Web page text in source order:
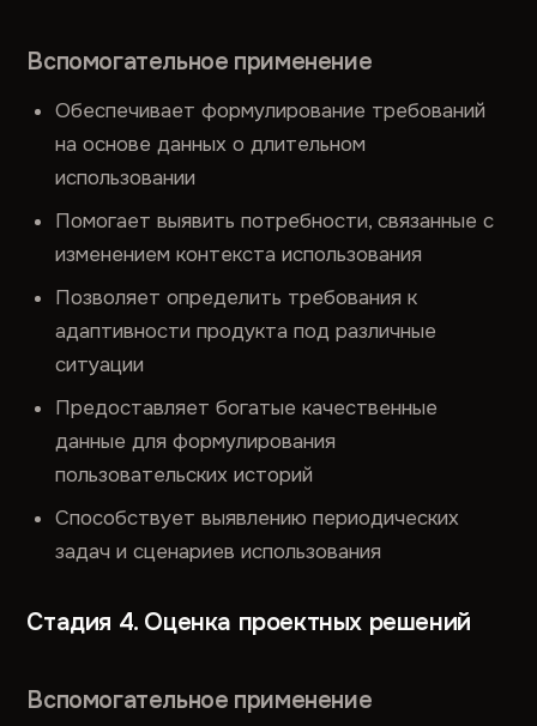
Вспомогательное применение
Обеспечивает формулирование требований
на основе данных о длительном
использовании
Помогает выявить потребности, связанные с
изменением контекста использования
Позволяет определить требования к
адаптивности продукта под различные
ситуации
Предоставляет богатые качественные
данные для формулирования
пользовательских историй
Способствует выявлению периодических
задач и сценариев использования
Стадия 4. Оценка проектных решений
Вспомогательное применение